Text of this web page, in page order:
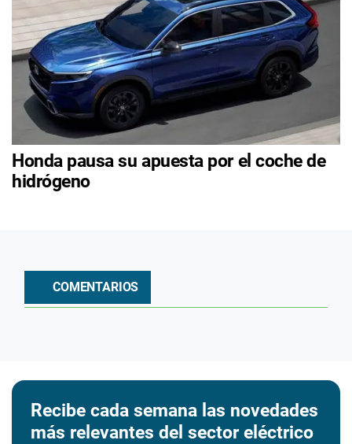
Honda pausa su apuesta por el coche de
hidrógeno
COMENTARIOS
Recibe cada semana las novedades
más relevantes del sector eléctrico